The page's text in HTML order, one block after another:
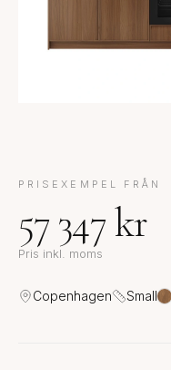
PRISEXEMPEL FRÅN
57 347 kr
Pris inkl. moms
Copenhagen Small